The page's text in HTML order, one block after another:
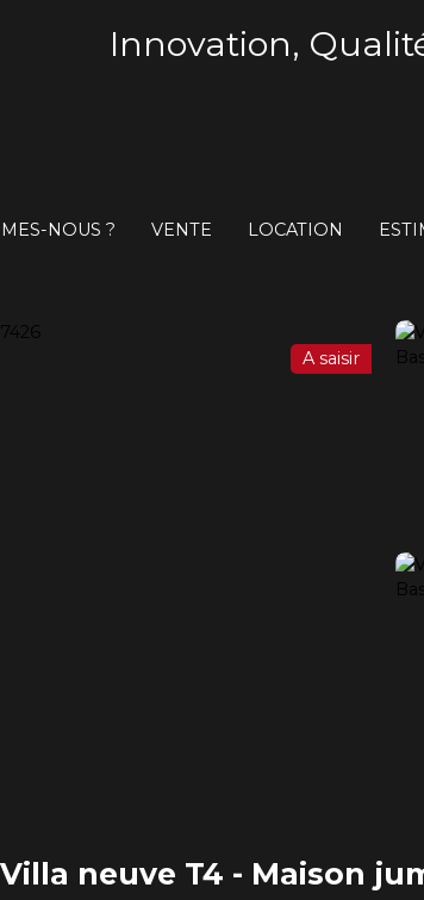
Innovation,
NOUS ? VENTE LOCATION
A saisir
Villa neuve T4 - Maison